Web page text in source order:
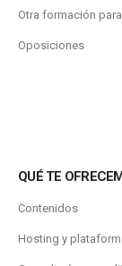
Otra formación
Oposiciones
QUÉ TE
Contenidos
Hosting y